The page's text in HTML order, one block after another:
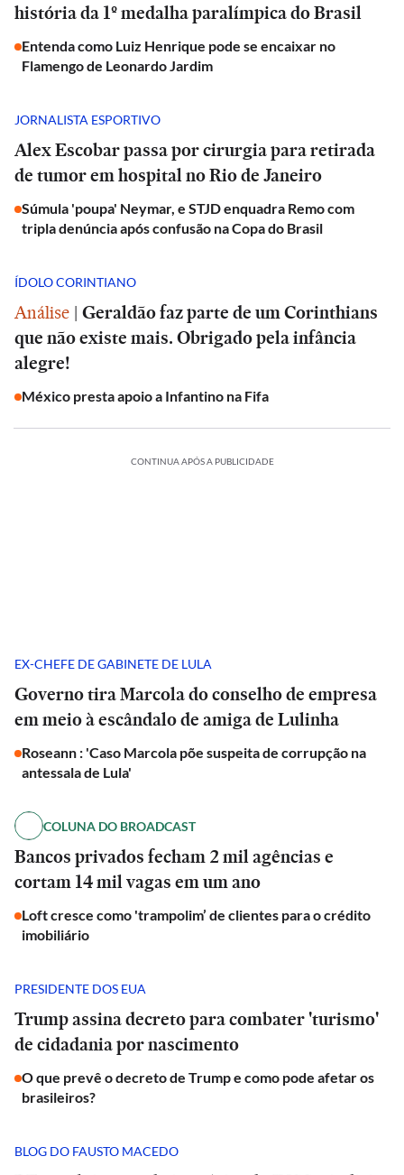
história da 1º medalha paralímpica do Brasil
Entenda como Luiz Henrique pode se encaixar no
Flamengo de Leonardo Jardim
JORNALISTA ESPORTIVO
Alex Escobar passa por cirurgia para retirada
de tumor em hospital no Rio de Janeiro
Súmula 'poupa' Neymar, e STJD enquadra Remo com
tripla denúncia após confusão na Copa do Brasil
ÍDOLO CORINTIANO
Análise | Geraldão faz parte de um Corinthians
que não existe mais. Obrigado pela infância
alegre!
México presta apoio a Infantino na Fifa
CONTINUA APÓS A PUBLICIDADE
EX-CHEFE DE GABINETE DE LULA
Governo tira Marcola do conselho de empresa
em meio à escândalo de amiga de Lulinha
Roseann : 'Caso Marcola põe suspeita de corrupção na
antessala de Lula'
COLUNA DO BROADCAST
Bancos privados fecham 2 mil agências e
cortam 14 mil vagas em um ano
Loft cresce como 'trampolim’ de clientes para o crédito
imobiliário
PRESIDENTE DOS EUA
Trump assina decreto para combater 'turismo'
de cidadania por nascimento
O que prevê o decreto de Trump e como pode afetar os
brasileiros?
BLOG DO FAUSTO MACEDO